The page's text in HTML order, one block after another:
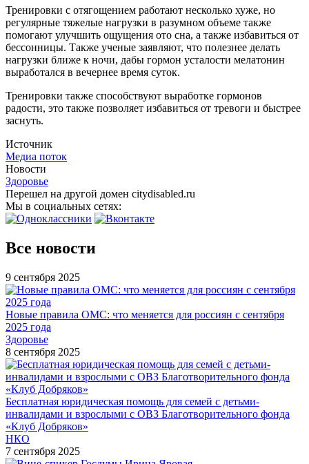
Тренировки с отягощением работают несколько хуже, но
регулярные тяжелые нагрузки в разумном объеме также
помогают улучшить ощущения ото сна, а также избавиться от
бессонницы. Также ученые заявляют, что полезнее делать
нагрузки ближе к ночи, дабы гормон усталости мелатонин
выработался в вечернее время суток.
Тренировки также способствуют выработке гормонов
радости, это также позволяет избавиться от тревоги и быстрее
заснуть.
Источник
Медиа поток
Новости
Здоровье
Перешел на другой домен citydisabled.ru
Мы в социальных сетях:
Все новости
9 сентября 2025
Новые правила ОМС: что меняется для россиян с сентября
2025 года
Здоровье
8 сентября 2025
Бесплатная юридическая помощь для семей с детьми-
инвалидами и взрослыми с ОВЗ Благотворительного фонда
«Клуб Добряков»
НКО
7 сентября 2025